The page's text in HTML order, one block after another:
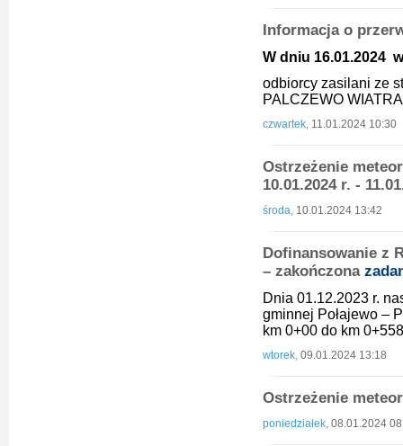
Informacja o
W dniu 16.01.2024
odbiorcy zasilani ze
PALCZEWO
czwartek, 11.01.2024 10:30
Ostrzeżenie
10.01.2024 r. -
środa, 10.01.2024 13:42
Dofinansowanie z
– zakończona
Dnia 01.12.2023 r.
gminnej Połajewo –
km 0+00 do km
wtorek, 09.01.2024 13:18
Ostrzeżenie
poniedziałek, 08.01.2024